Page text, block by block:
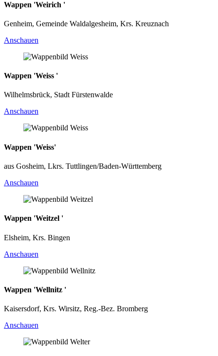
Wappen 'Weirich '
Genheim, Gemeinde Waldalgesheim, Krs. Kreuznach
Anschauen
Wappen 'Weiss '
Wilhelmsbrück, Stadt Fürstenwalde
Anschauen
Wappen 'Weiss'
aus Gosheim, Lkrs. Tuttlingen/Baden-Württemberg
Anschauen
Wappen 'Weitzel '
Elsheim, Krs. Bingen
Anschauen
Wappen 'Wellnitz '
Kaisersdorf, Krs. Wirsitz, Reg.-Bez. Bromberg
Anschauen